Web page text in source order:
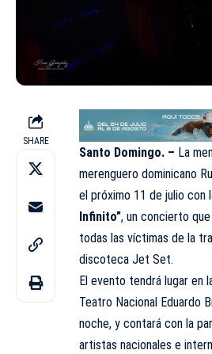
SHARE
Santo Domingo. – La
merenguero dominicano
el próximo 11 de julio con
Infinito”, un concierto
todas las víctimas de la
discoteca Jet Set.
El evento tendrá lugar en
Teatro Nacional Eduardo
noche, y contará con la
artistas nacionales e